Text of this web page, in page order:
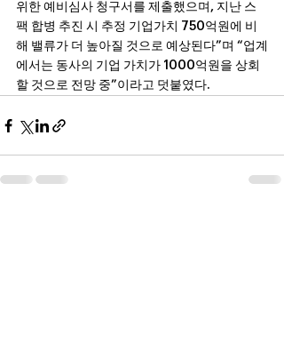
위한 예비심사 청구서를 제출했으며, 지난 스
팩 합병 추진 시 추정 기업가치 750억원에 비
해 밸류가 더 높아질 것으로 예상된다”며 “업계
에서는 동사의 기업 가치가 1000억원을 상회
할 것으로 전망 중”이라고 덧붙였다.